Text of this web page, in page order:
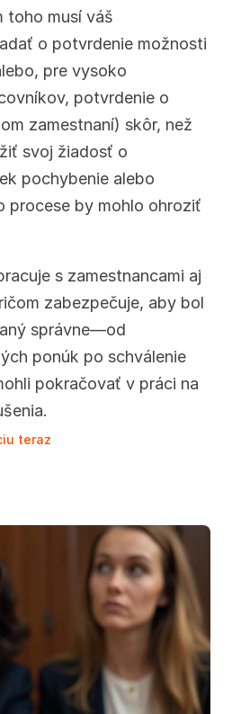
toho musí váš
o potvrdenie možnosti
pre vysoko
potvrdenie o
zamestnaní) skôr, než
svoj žiadosť o
pochybenie alebo
procese by mohlo ohroziť
s zamestnancami aj
zabezpečuje, aby bol
správne—od
ponúk po schválenie
pokračovať v práci na
teraz